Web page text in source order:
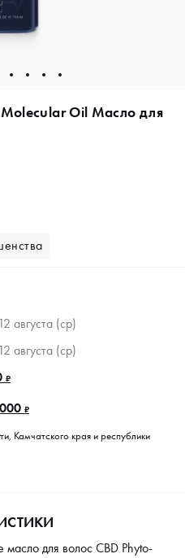
Oil Масло для
августа (ср)
августа (ср)
₽
₽
Камчатского края и республики
для волос CBD Phyto-